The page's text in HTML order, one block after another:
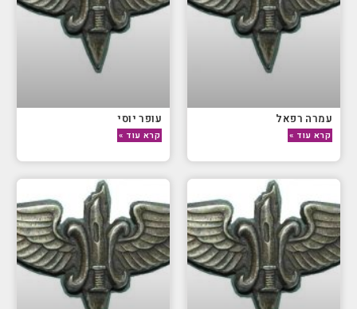
עמרה רפאל
קרא עוד »
עופר יוסי
קרא עוד »